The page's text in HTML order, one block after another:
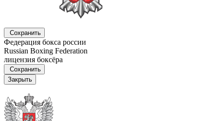
Сохранить
Федерация бокса россии
Russian Boxing Federation
лицензия боксёра
Сохранить
Закрыть